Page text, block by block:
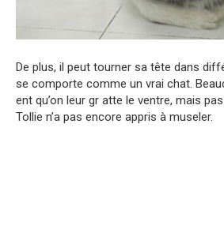
De plus, il peut tourner sa tête dans
se comporte comme un vrai chat.
ent qu’on leur gr atte le ventre, mais
Tollie n’a pas encore appris à museler.